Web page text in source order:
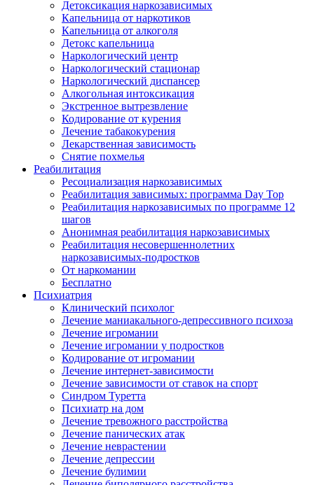
Детоксикация наркозависимых
Капельница от наркотиков
Капельница от алкоголя
Детокс капельница
Наркологический центр
Наркологический стационар
Наркологический диспансер
Алкогольная интоксикация
Экстренное вытрезвление
Кодирование от курения
Лечение табакокурения
Лекарственная зависимость
Снятие похмелья
Реабилитация
Ресоциализация наркозависимых
Реабилитация зависимых: программа Day Top
Реабилитация наркозависимых по программе 12
шагов
Анонимная реабилитация наркозависимых
Реабилитация несовершеннолетних
наркозависимых-подростков
От наркомании
Бесплатно
Психиатрия
Клинический психолог
Лечение маниакального-депрессивного психоза
Лечение игромании
Лечение игромании у подростков
Кодирование от игромании
Лечение интернет-зависимости
Лечение зависимости от ставок на спорт
Синдром Туретта
Психиатр на дом
Лечение тревожного расстройства
Лечение панических атак
Лечение неврастении
Лечение депрессии
Лечение булимии